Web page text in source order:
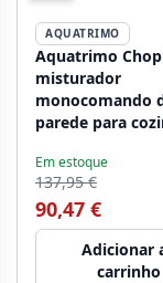
AQUATRIMO
Aquatrimo
misturador
monocomando
parede para
297mm
Em estoque
137,95 €
90,47 €
Adicionar
carrinho